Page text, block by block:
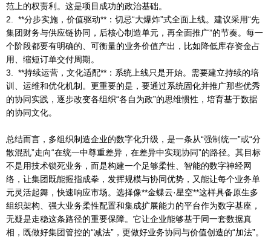
范上的权责利。这是项目成功的政治基础。
2. **分步实施，价值驱动**：切忌“大爆炸”式全面上线。建议采用“先
集团财务与供应链协同，后核心制造单元，再全面推广”的节奏。每一
个阶段都要有明确的、可衡量的业务价值产出，比如降低库存资金占
用、缩短订单交付周期。
3. **持续运营，文化适配**：系统上线只是开始。需要建立持续的培
训、运维和优化机制。更重要的是，要通过系统固化并推广那些优秀
的协同实践，逐步改变各组织“各自为政”的思维惯性，培育基于数据
的协同文化。
总结而言，多组织制造企业的数字化升级，是一条从“强制统一”或“分
散混乱”走向“在统一中尊重差异，在差异中实现协同”的路径。其目标
不是用技术锁死业务，而是构建一个足够柔性、智能的数字神经网
络，让集团既能握指成拳，发挥规模与协同优势，又能让每个业务单
元灵活起舞，快速响应市场。选择像**金蝶云·星空**这样具备原生多
组织架构、强大业务柔性配置和集成扩展能力的平台作为数字基座，
无疑是走稳这条路径的重要保障。它让企业能够基于同一套数据真
相，既做好集团管控的“减法”，更做好业务协同与价值创造的“加法”。